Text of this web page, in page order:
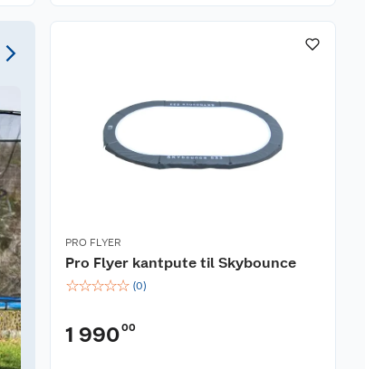
PRO FLYER
Pro Flyer kantpute til Skybounce
☆☆☆☆☆ (0)
1 99000